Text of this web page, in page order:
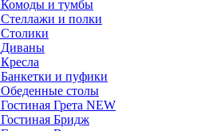
Комоды и тумбы
Стеллажи и полки
Столики
Диваны
Кресла
Банкетки и пуфики
Обеденные столы
Гостиная Грета NEW
Гостиная Бридж